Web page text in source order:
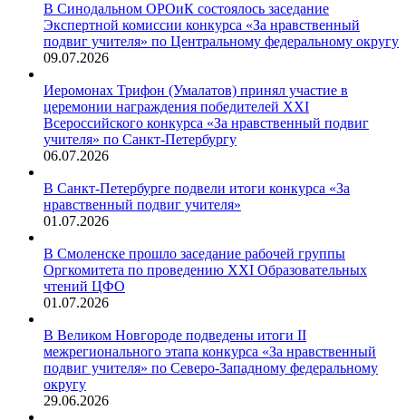
В Синодальном ОРОиК состоялось заседание
Экспертной комиссии конкурса «За нравственный
подвиг учителя» по Центральному федеральному округу
09.07.2026
Иеромонах Трифон (Умалатов) принял участие в
церемонии награждения победителей XXI
Всероссийского конкурса «За нравственный подвиг
учителя» по Санкт-Петербургу
06.07.2026
В Санкт-Петербурге подвели итоги конкурса «За
нравственный подвиг учителя»
01.07.2026
В Смоленске прошло заседание рабочей группы
Оргкомитета по проведению XXI Образовательных
чтений ЦФО
01.07.2026
В Великом Новгороде подведены итоги II
межрегионального этапа конкурса «За нравственный
подвиг учителя» по Северо-Западному федеральному
округу
29.06.2026